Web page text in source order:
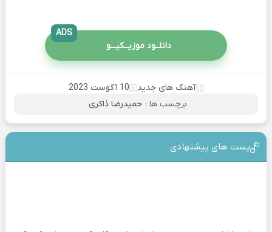
دانلــود موزیــکیـــو
ADS
آهنگ های جدید
10 آگوست 2023
برچسب ها : حمیدرضا ذاکری
پست های پیشنهادی